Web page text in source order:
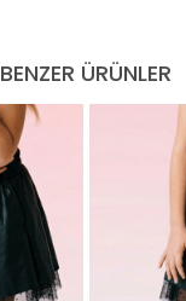
BENZER ÜRÜNLER